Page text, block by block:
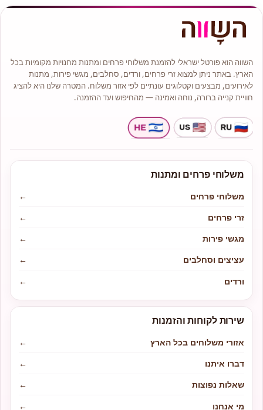
השווה הוא פורטל ישראלי להזמנת משלוחי פרחים ומתנות מחנויות מקומיות בכל
הארץ. באתר ניתן למצוא זרי פרחים, ורדים, סחלבים, מגשי פירות, מתנות
לאירועים, מבצעים וקטלוגים עונתיים לפי אזור משלוח. המטרה שלנו היא להציג
חוויית קנייה ברורה, נוחה ואמינה — מהחיפוש ועד ההזמנה.
משלוחי פרחים ומתנות
משלוחי פרחים
←
זרי פרחים
←
מגשי פירות
←
עציצים וסחלבים
←
ורדים
←
שירות לקוחות והזמנות
אזורי משלוחים בכל הארץ
←
דברו איתנו
←
שאלות נפוצות
←
מי אנחנו
←